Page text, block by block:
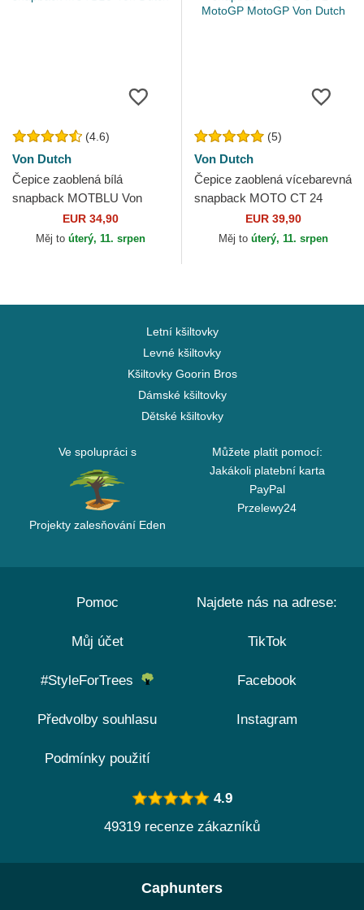
(4.6)
Von Dutch
Čepice zaoblená bílá
snapback MOTBLU Von
EUR 34,90
Měj to úterý, 11. srpen
(5)
Von Dutch
Čepice zaoblená vícebarevná
snapback MOTO CT 24
MotoGP MotoGP Von Dutch
EUR 39,90
Měj to úterý, 11. srpen
Letní kšiltovky
Levné kšiltovky
Kšiltovky Goorin Bros
Dámské kšiltovky
Dětské kšiltovky
Ve spolupráci s
Projekty zalesňování Eden
Můžete platit pomocí:
Jakákoli platební karta
PayPal
Przelewy24
Pomoc
Můj účet
#StyleForTrees
Předvolby souhlasu
Podmínky použití
Najdete nás na adrese:
TikTok
Facebook
Instagram
4.9
49319 recenze zákazníků
Caphunters